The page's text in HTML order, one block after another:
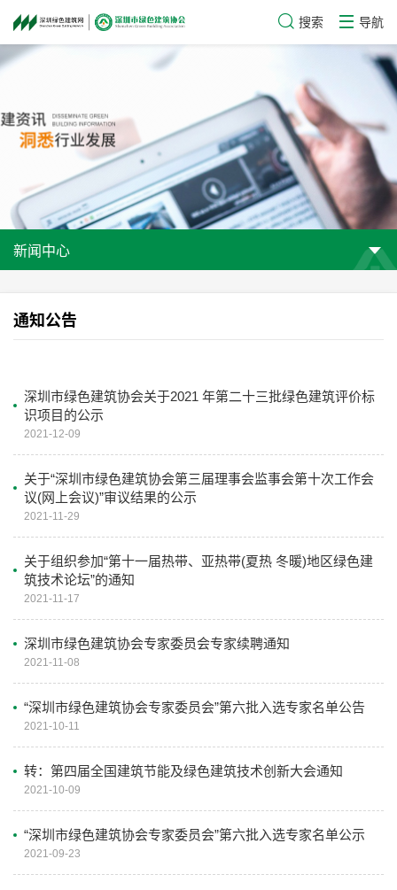
搜索 导航
新闻中心
通知公告
深圳市绿色建筑协会关于2021 年第二十三批绿色建筑评价标
识项目的公示
2021-12-09
关于“深圳市绿色建筑协会第三届理事会监事会第十次工作会
议(网上会议)”审议结果的公示
2021-11-29
关于组织参加“第十一届热带、亚热带(夏热 冬暖)地区绿色建
筑技术论坛”的通知
2021-11-17
深圳市绿色建筑协会专家委员会专家续聘通知
2021-11-08
“深圳市绿色建筑协会专家委员会”第六批入选专家名单公告
2021-10-11
转：第四届全国建筑节能及绿色建筑技术创新大会通知
2021-10-09
“深圳市绿色建筑协会专家委员会”第六批入选专家名单公示
2021-09-23